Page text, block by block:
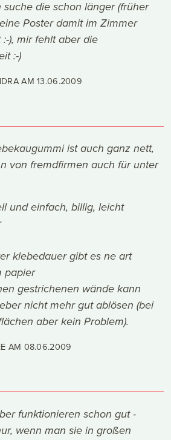
suche die schon länger (früher
Poster damit im Zimmer
), mir fehlt aber die
:-)
AM13.06.2009
ist auch ganz nett,
von fremdfirmen auch für unter
und einfach, billig, leicht
klebedauer gibt es ne art
papier
gestrichenen wände kann
nicht mehr gut ablösen (bei
aber kein Problem).
AM 08.06.2009
funktionieren schon gut -
wenn man sie in großen